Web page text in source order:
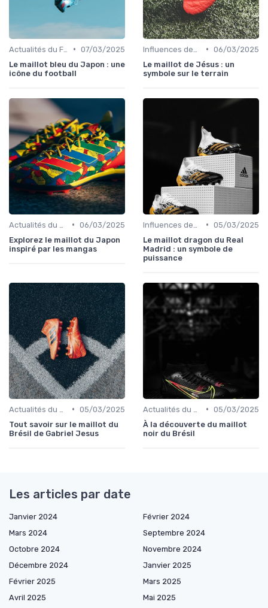
• 07/03/2025
Le maillot bleu du Japon : une
icône du football
• 06/03/2025
Le maillot de Jésus : un
symbole sur le terrain
• 06/03/2025
Explorez le maillot du Japon
inspiré par les mangas
• 05/03/2025
Le maillot dragon du Real
Madrid : un symbole de
puissance
• 05/03/2025
Tout savoir sur le maillot du
Brésil de Gabriel Jesus
• 05/03/2025
À la découverte du maillot
noir du Brésil
Les articles par date
Janvier 2024
Février 2024
Mars 2024
Septembre 2024
Octobre 2024
Novembre 2024
Décembre 2024
Janvier 2025
Février 2025
Mars 2025
Avril 2025
Mai 2025